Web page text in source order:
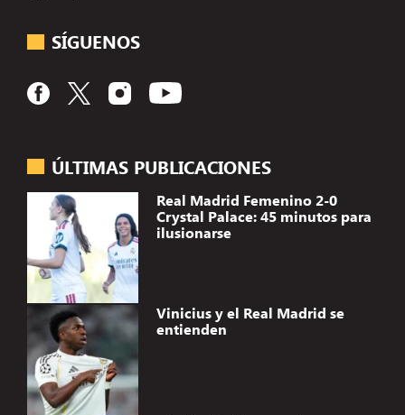
ÚLTIMAS PUBLICACIONES
Real Madrid Femenino 2-0
Crystal Palace: 45 minutos para
ilusionarse
Vinicius y el Real Madrid se
entienden
SÍGUENOS